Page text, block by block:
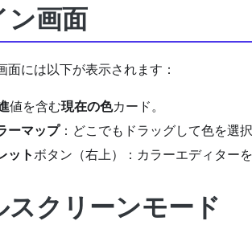
ン画面
面には以下が表示されます：
値を含む現在の色カード。
ーマップ：どこでもドラッグして色を選択
ットボタン（右上）：カラーエディターを
スクリーンモード